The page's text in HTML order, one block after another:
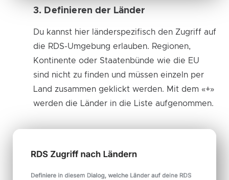
3. Definieren der Länder
Du kannst hier länderspezifisch den Zugriff auf
die RDS-Umgebung erlauben. Regionen,
Kontinente oder Staatenbünde wie die EU
sind nicht zu finden und müssen einzeln per
Land zusammen geklickt werden. Mit dem «+»
werden die Länder in die Liste aufgenommen.